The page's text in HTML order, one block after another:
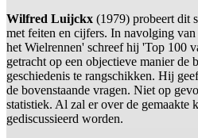
Wilfred Luijckx (1979) probeert dit
met feiten en cijfers. In navolging
het Wielrennen' schreef hij 'Top 100
getracht op een objectieve manier de
geschiedenis te rangschikken. Hij
de bovenstaande vragen. Niet op
statistiek. Al zal er over de gemaakte
gediscussieerd worden.